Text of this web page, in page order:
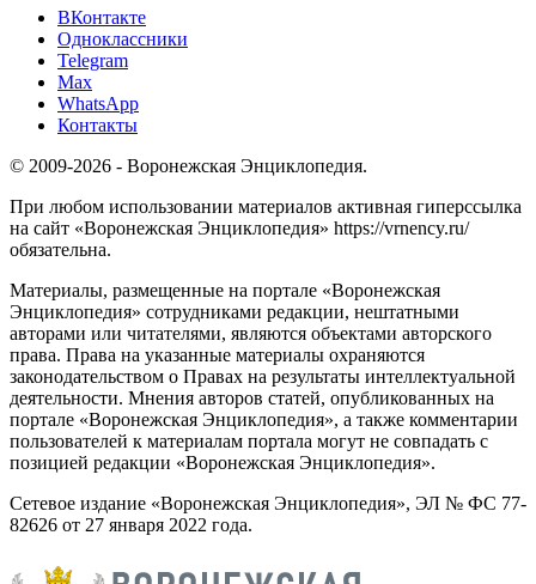
ВКонтакте
Одноклассники
Telegram
Max
WhatsApp
Контакты
© 2009-2026 - Воронежская Энциклопедия.
При любом использовании материалов активная гиперссылка
на сайт «Воронежская Энциклопедия» https://vrnency.ru/
обязательна.
Материалы, размещенные на портале «Воронежская
Энциклопедия» сотрудниками редакции, нештатными
авторами или читателями, являются объектами авторского
права. Права на указанные материалы охраняются
законодательством о Правах на результаты интеллектуальной
деятельности. Мнения авторов статей, опубликованных на
портале «Воронежская Энциклопедия», а также комментарии
пользователей к материалам портала могут не совпадать с
позицией редакции «Воронежская Энциклопедия».
Сетевое издание «Воронежская Энциклопедия», ЭЛ № ФС 77-
82626 от 27 января 2022 года.